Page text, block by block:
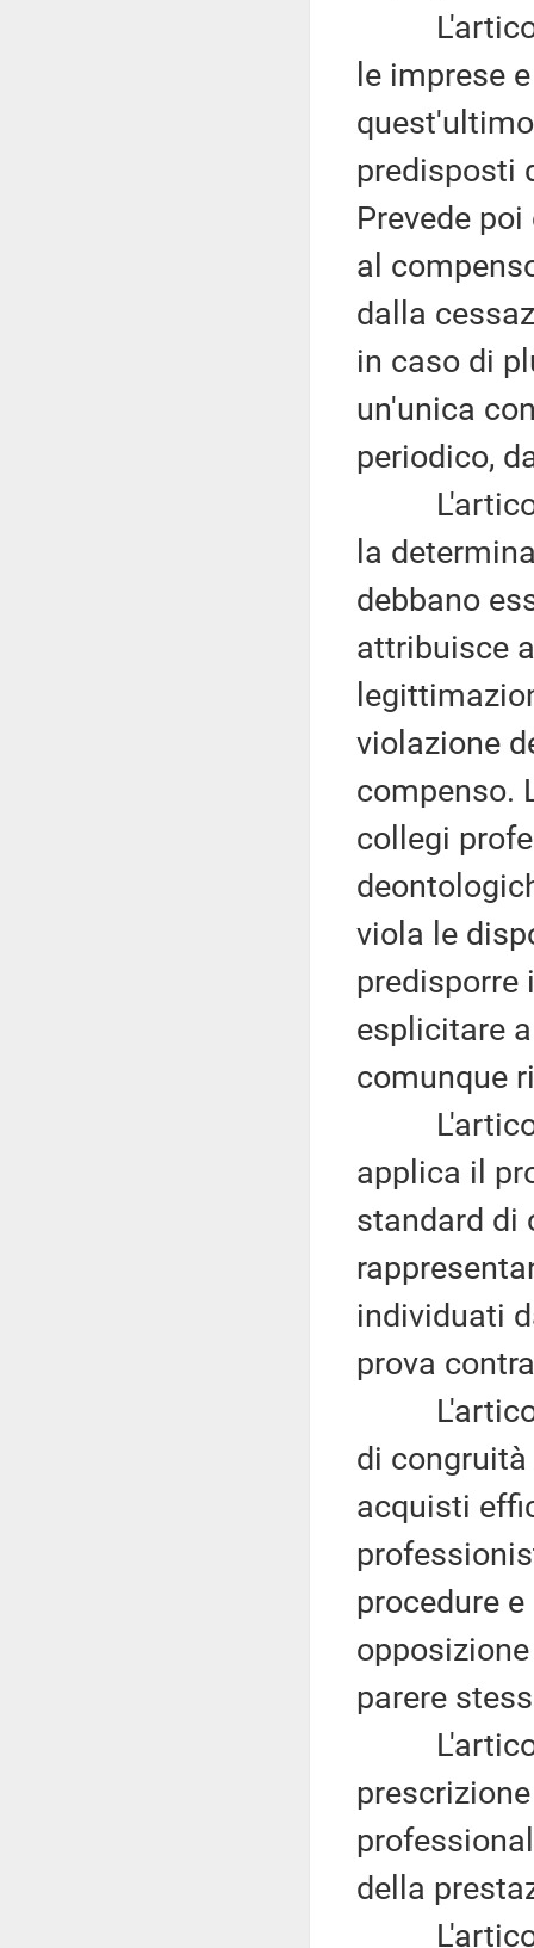
L'articolo
le imprese
predisposti
Prevede
al
dalla
in caso di
un'unica
periodico,
L'articolo
la
debbano
attribuisce
violazione
compenso.
collegi
viola le
predisporre
esplicitare
comunque
L'articolo
applica il
standard di
individuati
prova
L'articolo
di
acquisti
procedure
parere
L'articolo
della
L'articolo